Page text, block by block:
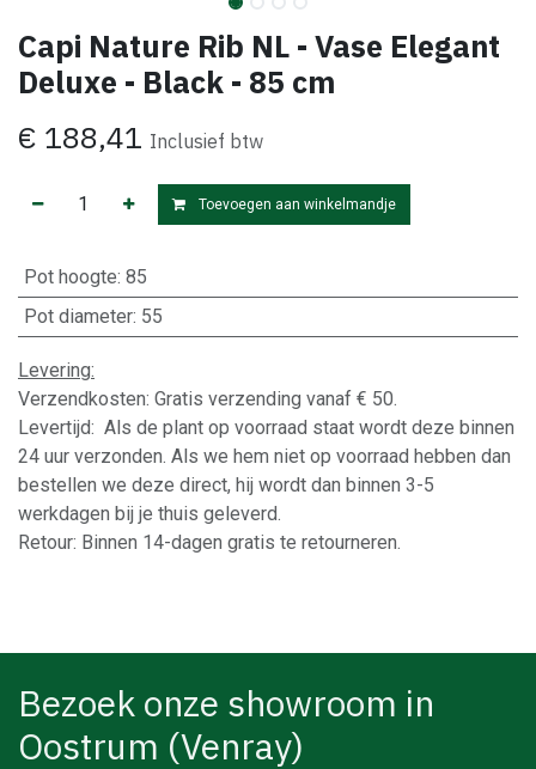
Capi Nature Rib NL - Vase Elegant
Deluxe - Black - 85 cm
€ 188,41 Inclusief btw
Toevoegen aan winkelmandje
Pot hoogte: 85
Pot diameter: 55
Levering:
Verzendkosten: Gratis verzending vanaf € 50.
Levertijd: Als de plant op voorraad staat wordt deze binnen
24 uur verzonden. Als we hem niet op voorraad hebben dan
bestellen we deze direct, hij wordt dan binnen 3-5
werkdagen bij je thuis geleverd.
Retour: Binnen 14-dagen gratis te retourneren.
Bezoek onze showroom in
Oostrum (Venray)